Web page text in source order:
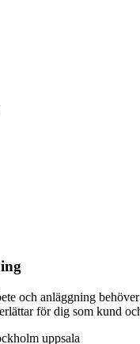
och anläggning
för dig som kund